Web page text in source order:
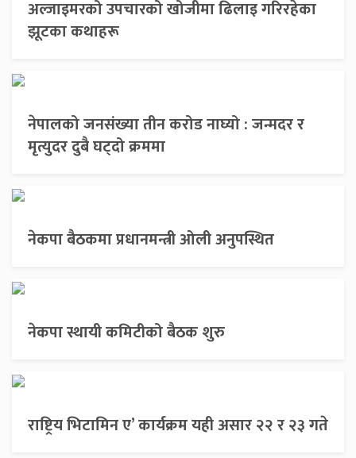
अल्जाइमरको उपचारको खोजीमा ढिलाइ गरिरहेका
झूटका कथाहरू
नेपालको जनसंख्या तीन करोड नाघ्यो : जन्मदर र
मृत्युदर दुबै घट्दो क्रममा
नेकपा बैठकमा प्रधानमन्त्री ओली अनुपस्थित
नेकपा स्थायी कमिटीको बैठक शुरु
राष्ट्रिय भिटामिन ए’ कार्यक्रम यही असार २२ र २३ गते